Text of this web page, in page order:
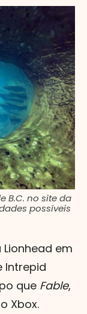
B.C. no site da
possíveis
em
Intrepid
que Fable,
Xbox.